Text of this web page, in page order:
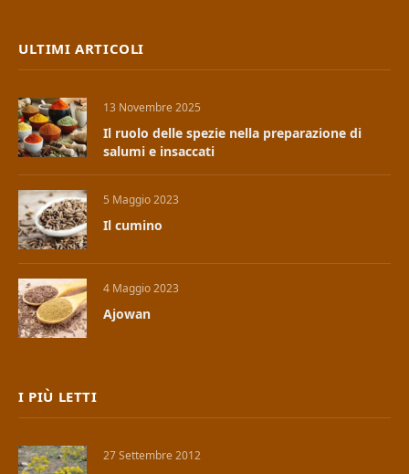
ULTIMI ARTICOLI
13 Novembre 2025
Il ruolo delle spezie nella preparazione di
salumi e insaccati
5 Maggio 2023
Il cumino
4 Maggio 2023
Ajowan
I PIÙ LETTI
27 Settembre 2012